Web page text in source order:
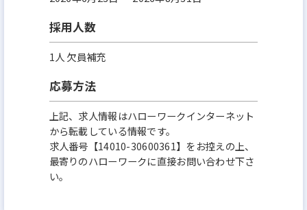
採用人数
1人 欠員補充
応募方法
上記、求人情報はハローワークインターネット
から転載している情報です。
求人番号【14010-30600361】をお控えの上、
最寄りのハローワークに直接お問い合わせ下さ
い。